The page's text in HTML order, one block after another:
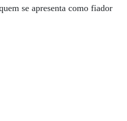
se apresenta como fiador